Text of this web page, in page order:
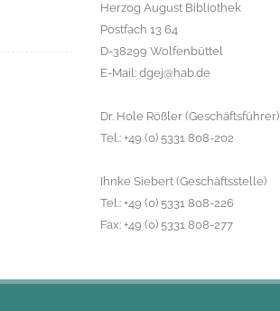
n
i
s
f
ü
r
Herzog August Bibliothek
Postfach 13 64
D-38299 Wolfenbüttel
E-Mail: dgej@hab.de
Dr. Hole Rößler (Geschäftsführer)
Tel.: +49 (0) 5331 808-202
Ihnke Siebert (Geschäftsstelle)
Tel.: +49 (0) 5331 808-226
Fax: +49 (0) 5331 808-277